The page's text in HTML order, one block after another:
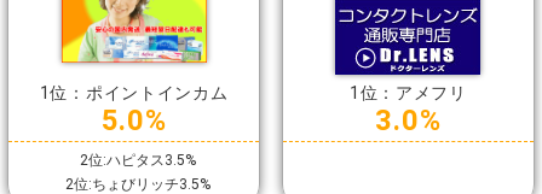
1位：ポイントインカム
5.0%
2位:ハピタス3.5%
2位:ちょびリッチ3.5%
1位：アメフリ
3.0%